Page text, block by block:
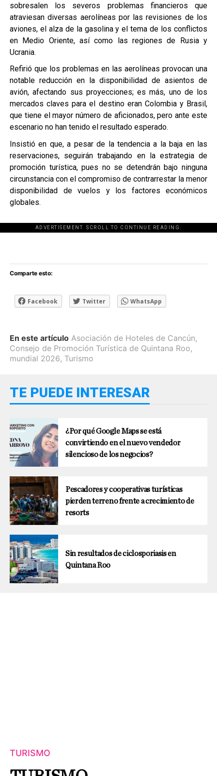
sobresalen los severos problemas financieros que
atraviesan diversas aerolíneas por las revisiones de los
aviones, el alza de la gasolina y el tema de los conflictos
en Medio Oriente, así como las regiones de Rusia y
Ucrania.
Refirió que los problemas en las aerolíneas provocan una
notable reducción en la disponibilidad de asientos de
avión, afectando sus proyecciones; es más, uno de los
mercados claves para el destino eran Colombia y Brasil,
que tiene el mayor número de aficionados, pero ante este
escenario no han tenido el resultado esperado.
Insistió en que, a pesar de la tendencia a la baja en las
reservaciones, seguirán trabajando en la estrategia de
promoción turística, pues no se detendrán bajo ninguna
circunstancia con el compromiso de contrarrestar la menor
disponibilidad de vuelos y los factores económicos
globales.
ADVERTISEMENT. SCROLL TO CONTINUE READING.
[adsforwp id="243463"]
Comparte esto:
Facebook Twitter WhatsApp
En este artículo Asociación de Hoteles de Cancún,
Consejo de Promoción Turística de Quintana Roo,
mundial 2026, Turismo
TE PUEDE INTERESAR
¿Por qué Google Maps se está
convirtiendo en el nuevo vendedor
silencioso de los negocios?
Pescadores y cooperativas turísticas
pierden terreno frente a crecimiento de
resorts
Sin resultados de ciclosporiasis en
Quintana Roo
TURISMO